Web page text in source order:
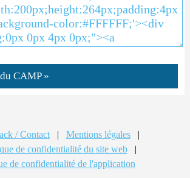
CAMP »
/ Contact | Mentions légales
|
de confidentialité du site web
|
de confidentialité de l'application